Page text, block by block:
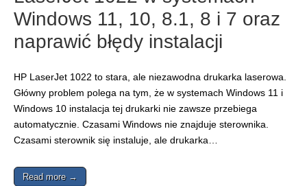
Windows 11, 10, 8.1, 8 i 7 oraz
naprawić błędy instalacji
HP LaserJet 1022 to stara, ale niezawodna drukarka laserowa.
Główny problem polega na tym, że w systemach Windows 11 i
Windows 10 instalacja tej drukarki nie zawsze przebiega
automatycznie. Czasami Windows nie znajduje sterownika.
Czasami sterownik się instaluje, ale drukarka…
Read more →